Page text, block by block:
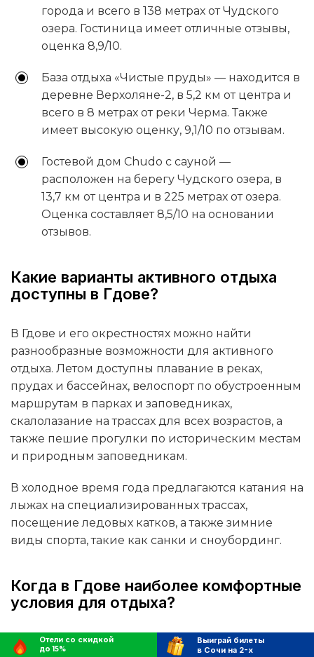
города и всего в 138 метрах от Чудского
озера. Гостиница имеет отличные отзывы,
оценка 8,9/10.
База отдыха «Чистые пруды» — находится в
деревне Верхоляне-2, в 5,2 км от центра и
всего в 8 метрах от реки Черма. Также
имеет высокую оценку, 9,1/10 по отзывам.
Гостевой дом Chudo с сауной —
расположен на берегу Чудского озера, в
13,7 км от центра и в 225 метрах от озера.
Оценка составляет 8,5/10 на основании
отзывов.
Какие варианты активного отдыха
доступны в Гдове?
В Гдове и его окрестностях можно найти
разнообразные возможности для активного
отдыха. Летом доступны плавание в реках,
прудах и бассейнах, велоспорт по обустроенным
маршрутам в парках и заповедниках,
скалолазание на трассах для всех возрастов, а
также пешие прогулки по историческим местам
и природным заповедникам.
В холодное время года предлагаются катания на
лыжах на специализированных трассах,
посещение ледовых катков, а также зимние
виды спорта, такие как санки и сноубординг.
Когда в Гдове наиболее комфортные
условия для отдыха?
Наиболее благоприятные условия для отдыха в
Отели со скидкой
до 15%
Выиграй билеты
в Сочи на 2-х